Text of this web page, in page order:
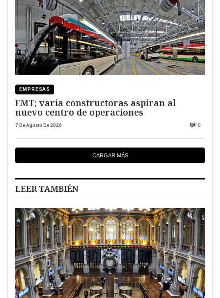
EMPRESAS
EMT; varia constructoras aspiran al
nuevo centro de operaciones
7 De Agosto De 2026 0
CARGAR MÁS
LEER TAMBIÉN